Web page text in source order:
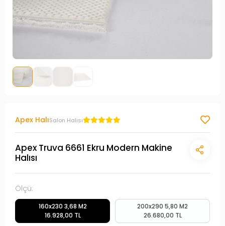
Apex HalıSalon Halısı
Apex Truva 6661 Ekru Modern Makine
Halısı
Ölçü:
160x230 3,68 M2
16.928,00 TL
200x290 5,80 M2
26.680,00 TL